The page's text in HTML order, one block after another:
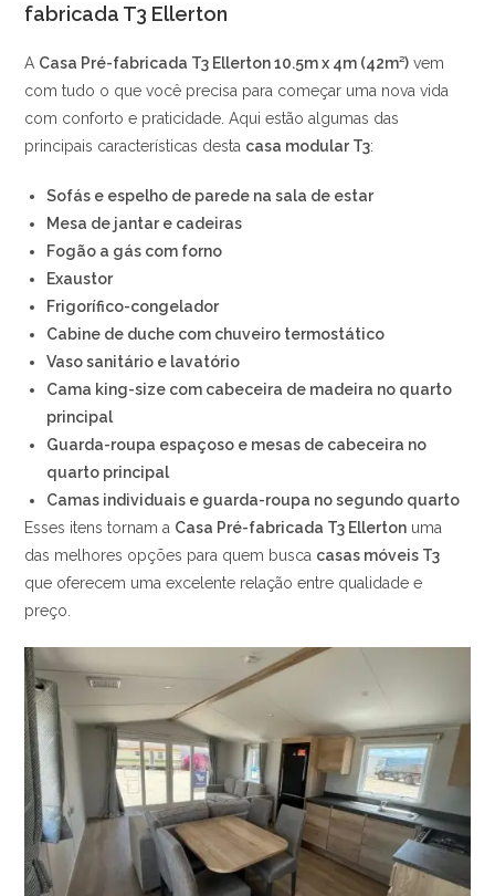
fabricada T3 Ellerton
A Casa Pré-fabricada T3 Ellerton 10.5m x 4m (42m²) vem
com tudo o que você precisa para começar uma nova vida
com conforto e praticidade. Aqui estão algumas das
principais características desta casa modular T3:
Sofás e espelho de parede na sala de estar
Mesa de jantar e cadeiras
Fogão a gás com forno
Exaustor
Frigorífico-congelador
Cabine de duche com chuveiro termostático
Vaso sanitário e lavatório
Cama king-size com cabeceira de madeira no quarto
principal
Guarda-roupa espaçoso e mesas de cabeceira no
quarto principal
Camas individuais e guarda-roupa no segundo quarto
Esses itens tornam a Casa Pré-fabricada T3 Ellerton uma
das melhores opções para quem busca casas móveis T3
que oferecem uma excelente relação entre qualidade e
preço.